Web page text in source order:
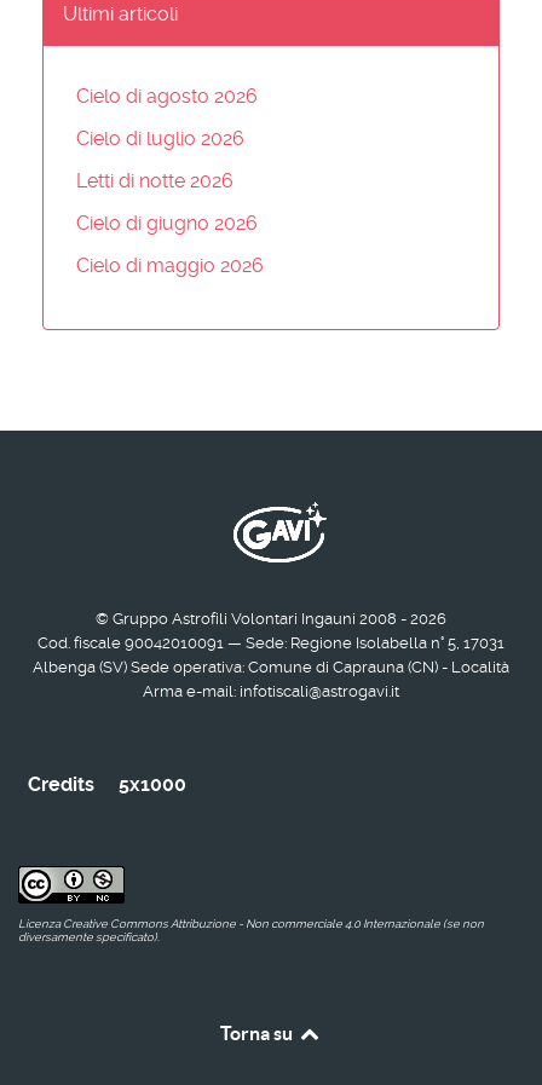
Ultimi articoli
Cielo di agosto 2026
Cielo di luglio 2026
Letti di notte 2026
Cielo di giugno 2026
Cielo di maggio 2026
© Gruppo Astrofili Volontari Ingauni 2008 - 2026
Cod. fiscale 90042010091 — Sede: Regione Isolabella n° 5, 17031
Albenga (SV) Sede operativa: Comune di Caprauna (CN) - Località
Arma e-mail: infotiscali@astrogavi.it
Credits 5x1000
Licenza Creative Commons Attribuzione - Non commerciale 4.0 Internazionale (se non
diversamente specificato).
Torna su